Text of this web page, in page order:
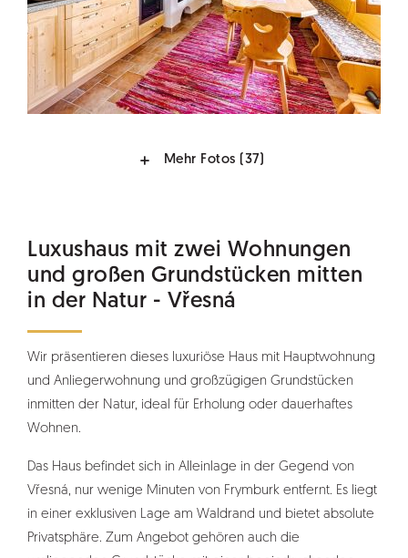
Mehr Fotos (37)
Luxushaus mit zwei Wohnungen
und großen Grundstücken mitten
in der Natur - Vřesná
Wir präsentieren dieses luxuriöse Haus mit Hauptwohnung
und Anliegerwohnung und großzügigen Grundstücken
inmitten der Natur, ideal für Erholung oder dauerhaftes
Wohnen.
Das Haus befindet sich in Alleinlage in der Gegend von
Vřesná, nur wenige Minuten von Frymburk entfernt. Es liegt
in einer exklusiven Lage am Waldrand und bietet absolute
Privatsphäre. Zum Angebot gehören auch die